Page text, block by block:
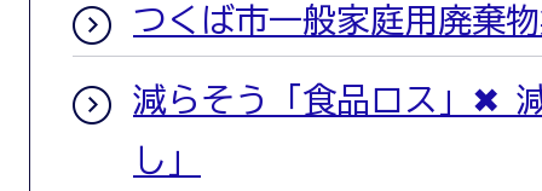
つくば市一般家庭用廃棄
減らそう「食品ロス」✖
し」